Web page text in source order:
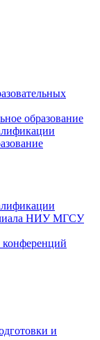
образование
НИУ МГСУ
и